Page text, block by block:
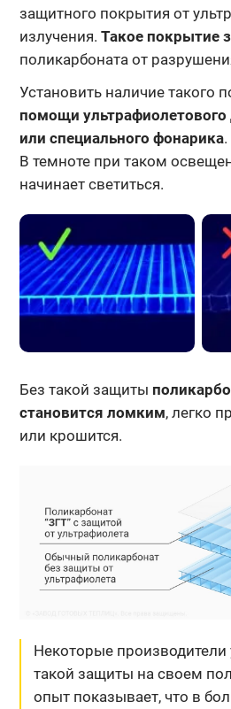
защитного покрытия от
излучения. Такое покрытие
поликарбоната от
Установить наличие такого
помощи
или специального фонарика.
В темноте при таком
начинает светиться.
Без такой защиты
становится ломким, легко
или крошится.
Некоторые
такой защиты на своем
опыт показывает, что в